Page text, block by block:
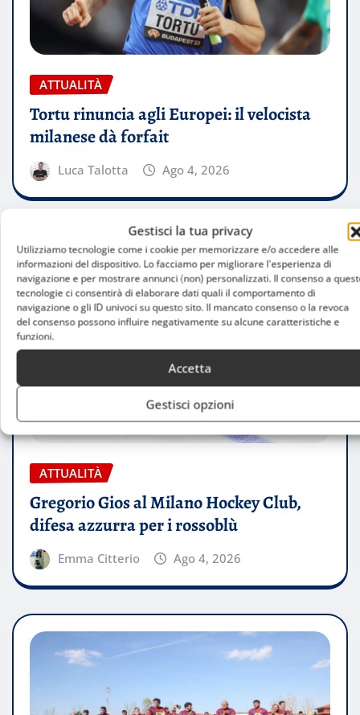
Gestisci la tua privacy
Utilizziamo tecnologie come i cookie per memorizzare e/o accedere alle
informazioni del dispositivo. Lo facciamo per migliorare l'esperienza di
navigazione e per mostrare annunci (non) personalizzati. Il consenso a
tecnologie ci consentirà di elaborare dati quali il comportamento di
navigazione o gli ID univoci su questo sito. Il mancato consenso o la revoca
del consenso possono influire negativamente su alcune caratteristiche e
funzioni.
Accetta
Gestisci opzioni
ATTUALITÀ
Tortu rinuncia agli Europei: il velocista
milanese dà forfait
Luca Talotta Ago 4, 2026
ATTUALITÀ
Gregorio Gios al Milano Hockey Club,
difesa azzurra per i rossoblù
Emma Citterio Ago 4, 2026